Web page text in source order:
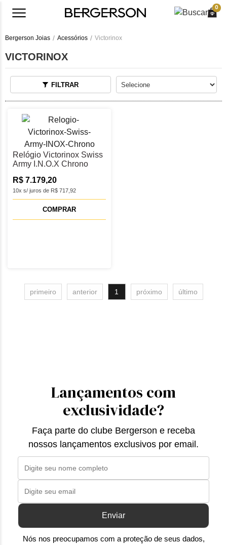
0
Bergerson Joias Acessórios Victorinox
VICTORINOX
FILTRAR
Relógio Victorinox Swiss
Army I.N.O.X Chrono
10x s/ juros de R$ 717,92
R$ 7.179,20
COMPRAR
primeiro anterior 1 próximo último
Lançamentos com
exclusividade?
Faça parte do clube Bergerson e receba
nossos lançamentos exclusivos por email.
Enviar
Nós nos preocupamos com a proteção de seus dados,